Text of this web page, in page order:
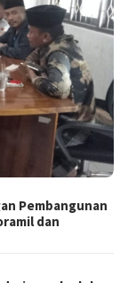
Pembangunan
dan